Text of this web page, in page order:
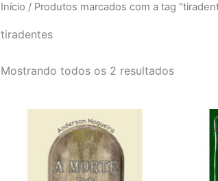
Início / Produtos marcados com a tag
tiradentes
Mostrando todos os 2 resultados